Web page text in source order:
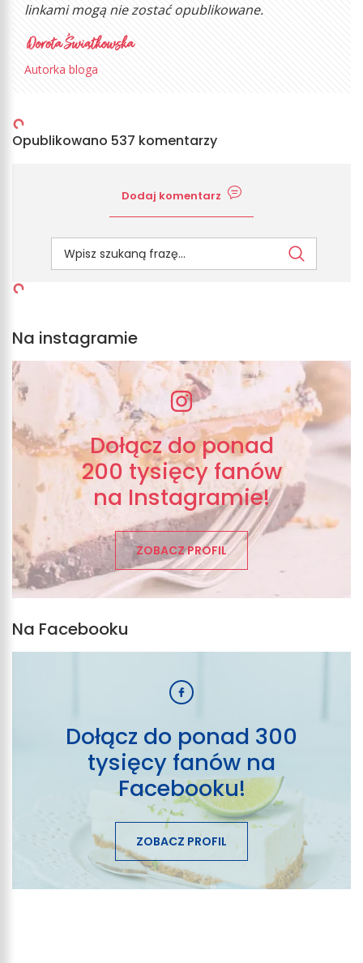
linkami mogą nie zostać opublikowane.
Autorka bloga
Opublikowano 537 komentarzy
Dodaj komentarz
Na instagramie
Dołącz do ponad
200 tysięcy fanów
na Instagramie!
ZOBACZ PROFIL
Na Facebooku
Dołącz do ponad 300
tysięcy fanów na
Facebooku!
ZOBACZ PROFIL